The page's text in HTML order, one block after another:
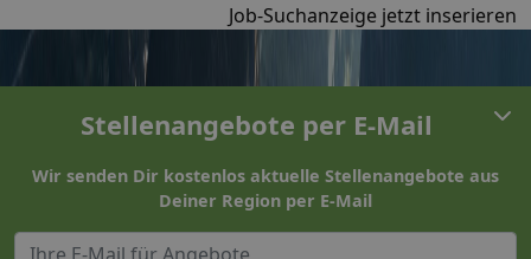
Job-Suchanzeige jetzt inserieren
Stellenangebote per E-Mail
Wir senden Dir kostenlos aktuelle Stellenangebote aus
Deiner Region per E-Mail